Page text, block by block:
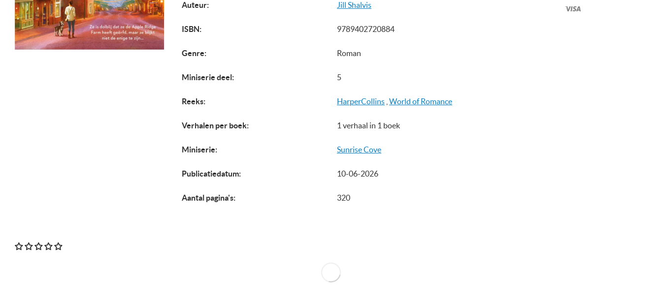
Auteur: Jill Shalvis
ISBN: 9789402720884
Genre: Roman
Miniserie deel: 5
Reeks: HarperCollins ,World of Romance
Verhalen per boek: 1 verhaal in 1 boek
Miniserie: Sunrise Cove
Publicatiedatum: 10-06-2026
Aantal pagina's: 320